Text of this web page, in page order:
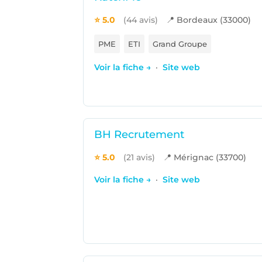
⭐ 5.0 (44 avis) 📍 Bordeaux (33000)
PME ETI Grand Groupe
Voir la fiche → · Site web
BH Recrutement
⭐ 5.0 (21 avis) 📍 Mérignac (33700)
Voir la fiche → · Site web